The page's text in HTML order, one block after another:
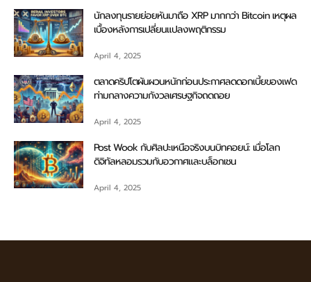
นักลงทุนรายย่อยหันมาถือ XRP มากกว่า Bitcoin เหตุผล
เบื้องหลังการเปลี่ยนแปลงพฤติกรรม
April 4, 2025
ตลาดคริปโตผันผวนหนักก่อนประกาศลดดอกเบี้ยของเฟด
ท่ามกลางความกังวลเศรษฐกิจถดถอย
April 4, 2025
Post Wook กับศิลปะเหนือจริงบนบิทคอยน์: เมื่อโลก
ดิจิทัลหลอมรวมกับอวกาศและบล็อกเชน
April 4, 2025